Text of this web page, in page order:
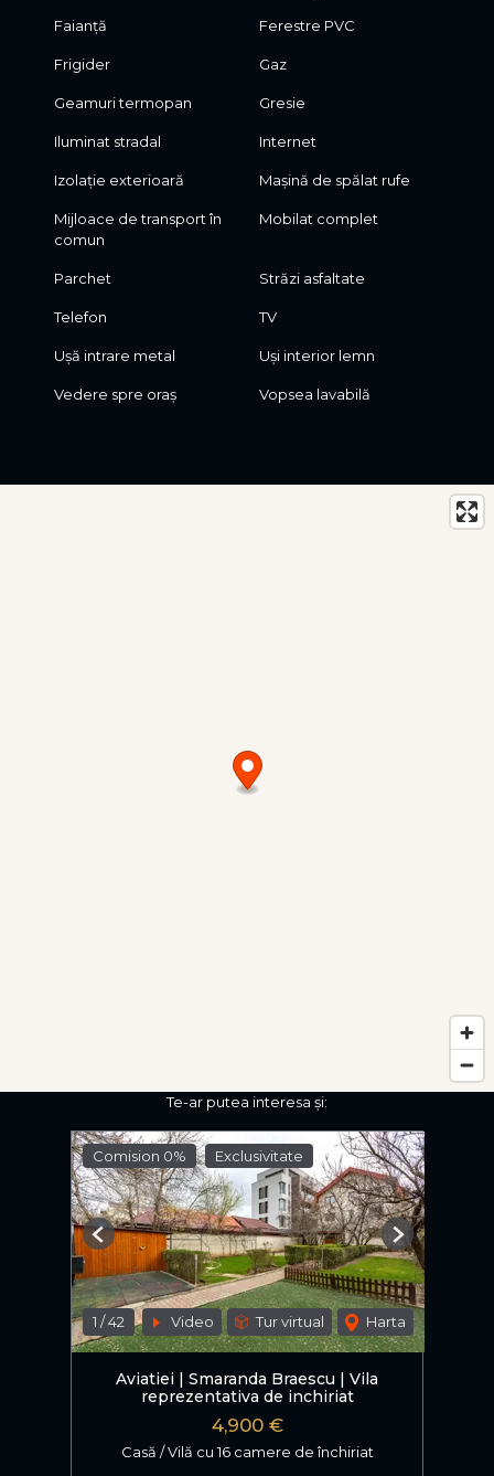
Faianță Ferestre PVC
Frigider Gaz
Geamuri termopan Gresie
Iluminat stradal Internet
Izolație exterioară Mașină de spălat rufe
Mijloace de transport în
comun
Mobilat complet
Parchet Străzi asfaltate
Telefon TV
Ușă intrare metal Uși interior lemn
Vedere spre oraș Vopsea lavabilă
Te-ar putea interesa și:
Comision 0% Exclusivitate
1 /42 Video Tur virtual Harta
Previous Next
Aviatiei | Smaranda Braescu | Vila
reprezentativa de inchiriat
4,900 €
Casă / Vilă cu 16 camere de închiriat